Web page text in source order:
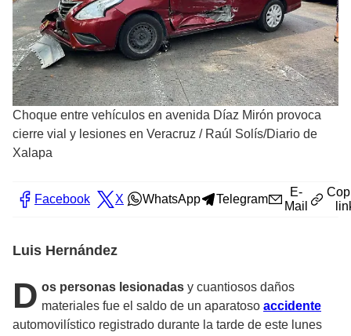
Choque entre vehículos en avenida Díaz Mirón provoca
cierre vial y lesiones en Veracruz / Raúl Solís/Diario de
Xalapa
Facebook X WhatsApp Telegram
E-
Mail
Luis Hernández
D os personas lesionadas y cuantiosos daños
materiales fue el saldo de un aparatoso accidente
automovilístico registrado durante la tarde de este lunes